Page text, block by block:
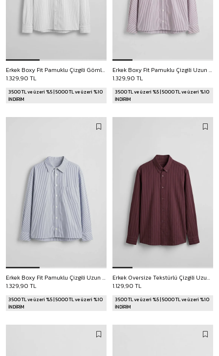
Erkek Boxy Fit Pamuklu Çizgili Gömlek Ekru
1.329,90 TL
3500 TL ve üzeri %5 | 5000 TL ve üzeri %10
İNDİRİM
Erkek Boxy Fit Pamuklu Çizgili Uzun Kollu Gömlek Ekru/Kırmızı
1.329,90 TL
3500 TL ve üzeri %5 | 5000 TL ve üzeri %10
İNDİRİM
Erkek Boxy Fit Pamuklu Çizgili Uzun Kollu Gömlek Ekru/Mavi
1.329,90 TL
3500 TL ve üzeri %5 | 5000 TL ve üzeri %10
İNDİRİM
Erkek Oversize Tekstürlü Çizgili Uzun Kollu Gömlek Bordo
1.129,90 TL
3500 TL ve üzeri %5 | 5000 TL ve üzeri %10
İNDİRİM